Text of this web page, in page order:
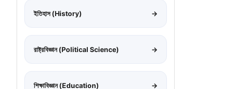
ইতিহাস (History) →
রাষ্ট্রবিজ্ঞান (Political Science) →
শিক্ষাবিজ্ঞান (Education) →